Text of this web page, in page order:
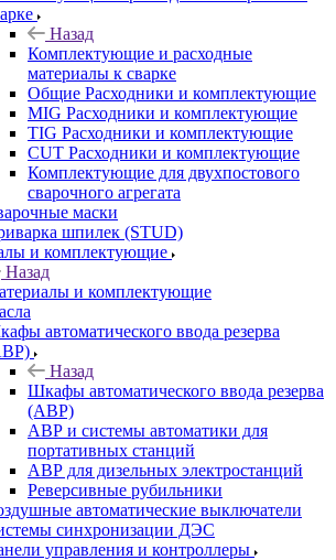
Назад
Комплектующие и расходные
материалы к сварке
Общие Расходники и комплектующие
MIG Расходники и комплектующие
TIG Расходники и комплектующие
CUT Расходники и комплектующие
Комплектующие для двухпостового
сварочного агрегата
маски
шпилек (STUD)
и комплектующие
Назад
и комплектующие
автоматического ввода резерва
Назад
Шкафы автоматического ввода резерва
(АВР)
АВР и системы автоматики для
портативных станций
АВР для дизельных электростанций
Реверсивные рубильники
автоматические выключатели
синхронизации ДЭС
управления и контроллеры